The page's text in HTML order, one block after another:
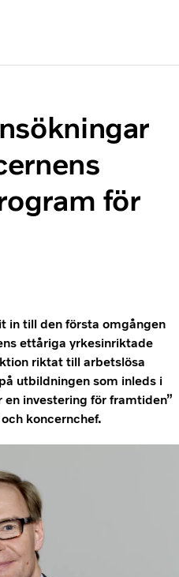
för
in till den första omgången
ettåriga yrkesinriktade
riktat till arbetslösa
utbildningen som inleds i
en investering för framtiden”
koncernchef.